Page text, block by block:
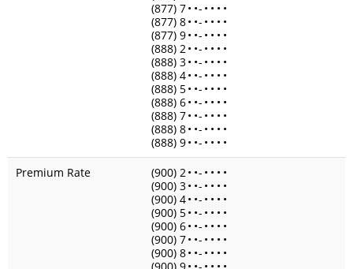
(877) 7• •- • • • •
(877) 8• •- • • • •
(877) 9• •- • • • •
(888) 2• •- • • • •
(888) 3• •- • • • •
(888) 4• •- • • • •
(888) 5• •- • • • •
(888) 6• •- • • • •
(888) 7• •- • • • •
(888) 8• •- • • • •
(888) 9• •- • • • •
Premium Rate
(900) 2• •- • • • •
(900) 3• •- • • • •
(900) 4• •- • • • •
(900) 5• •- • • • •
(900) 6• •- • • • •
(900) 7• •- • • • •
(900) 8• •- • • • •